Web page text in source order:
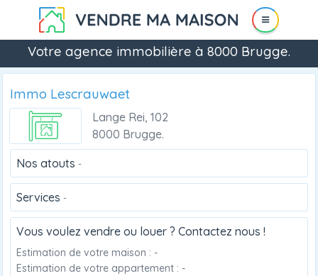
Votre agence immobilière à 8000 Brugge.
Immo Lescrauwaet
Lange Rei, 102
8000 Brugge.
Nos atouts -
Services -
Vous voulez vendre ou louer ? Contactez nous !
Estimation de votre maison : -
Estimation de votre appartement : -